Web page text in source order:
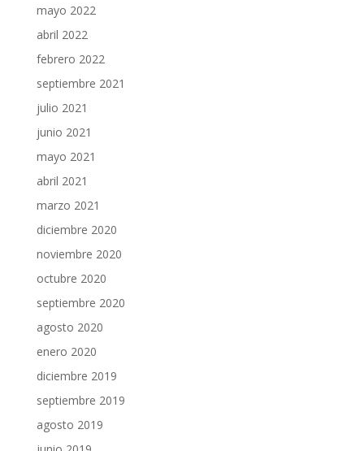
mayo 2022
abril 2022
febrero 2022
septiembre 2021
julio 2021
junio 2021
mayo 2021
abril 2021
marzo 2021
diciembre 2020
noviembre 2020
octubre 2020
septiembre 2020
agosto 2020
enero 2020
diciembre 2019
septiembre 2019
agosto 2019